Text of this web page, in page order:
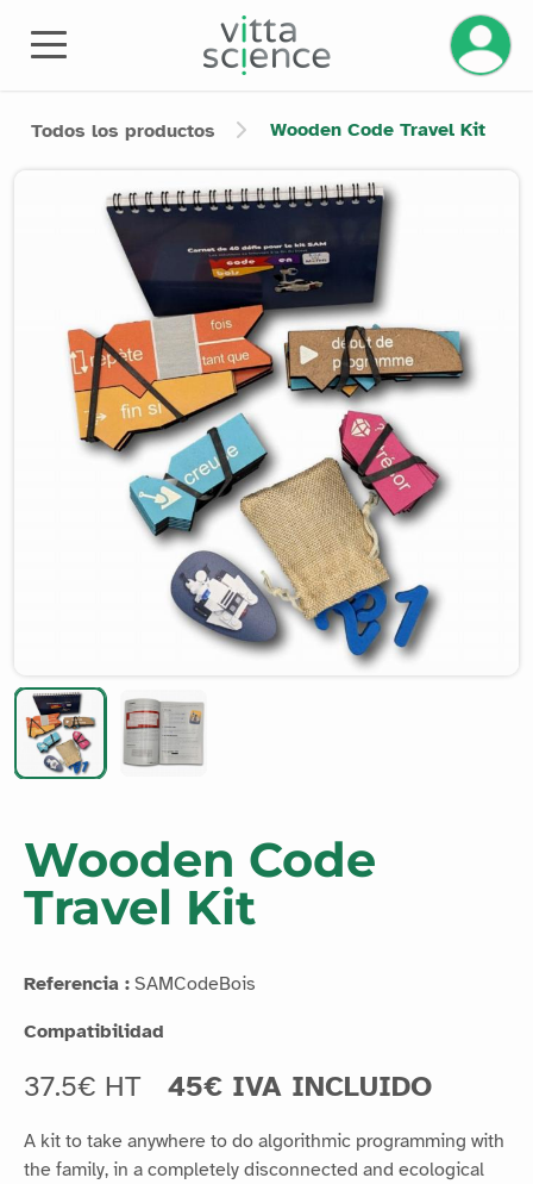
Todos los productos Wooden Code Travel Kit
Product image slider
Wooden Code
Travel Kit
Referencia : SAMCodeBois
Compatibilidad
37.5€ HT 45€ IVA INCLUIDO
A kit to take anywhere to do algorithmic programming with
the family, in a completely disconnected and ecological